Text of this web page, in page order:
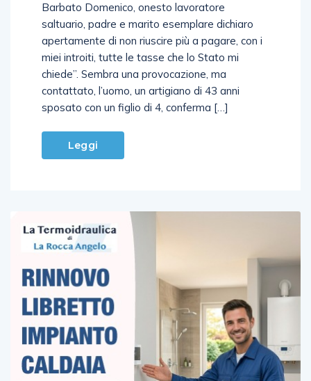
saltuario, padre e marito esemplare dichiaro
apertamente di non riuscire più a pagare, con i
miei introiti, tutte le tasse che lo Stato mi
chiede”. Sembra una provocazione, ma
contattato, l’uomo, un artigiano di 43 anni
sposato con un figlio di 4, conferma […]
Leggi